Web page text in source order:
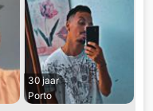
30 jaar
Porto